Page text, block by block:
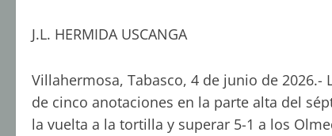
J.L. HERMIDA USCANGA
Villahermosa, Tabasco, 4 de junio de 2026.-
de cinco anotaciones en la parte alta del
la vuelta a la tortilla y superar 5-1 a los